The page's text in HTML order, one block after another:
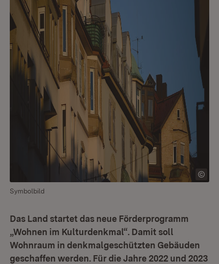
Symbolbild
Das Land startet das neue Förderprogramm
„Wohnen im Kulturdenkmal“. Damit soll
Wohnraum in denkmalgeschützten Gebäuden
geschaffen werden. Für die Jahre 2022 und 2023